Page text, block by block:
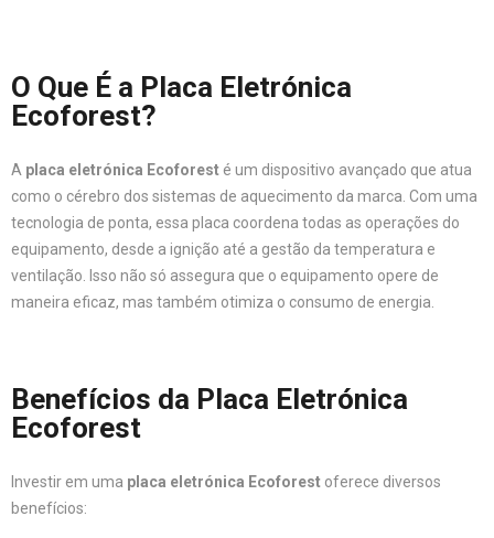
O Que É a Placa Eletrónica
Ecoforest?
A placa eletrónica Ecoforest é um dispositivo avançado que atua
como o cérebro dos sistemas de aquecimento da marca. Com uma
tecnologia de ponta, essa placa coordena todas as operações do
equipamento, desde a ignição até a gestão da temperatura e
ventilação. Isso não só assegura que o equipamento opere de
maneira eficaz, mas também otimiza o consumo de energia.
Benefícios da Placa Eletrónica
Ecoforest
Investir em uma placa eletrónica Ecoforest oferece diversos
benefícios: